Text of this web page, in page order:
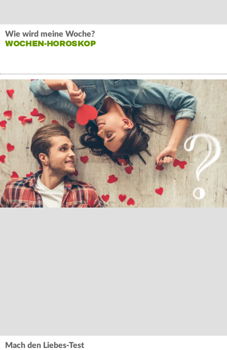
Wie wird meine Woche?
WOCHEN-HOROSKOP
Mach den Liebes-Test